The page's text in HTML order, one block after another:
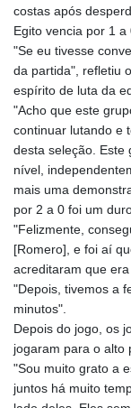
costas após
Egito vencia por 1 a
"Se eu tivesse
da partida", refletiu
espírito de luta da
"Acho que este
continuar lutando e
desta seleção. Este
nível,
mais uma
por 2 a 0 foi um
"Felizmente,
[Romero], e foi aí
acreditaram que
"Depois, tivemos a
minutos".
Depois do jogo, os
jogaram para o alto
"Sou muito grato a
juntos há muito